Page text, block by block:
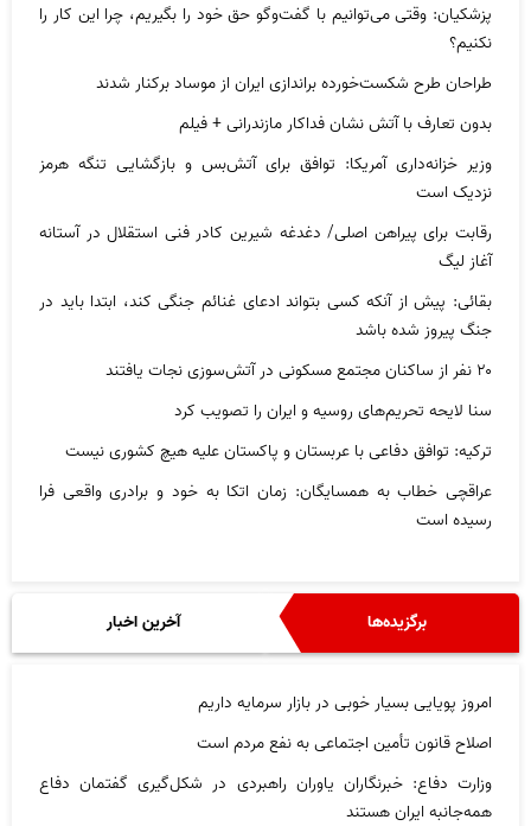
پزشکیان: وقتی می‌توانیم با گفت‌و‌گو حق خود را بگیریم، چرا این کار را
نکنیم؟
طراحان طرح شکست‌خورده براندازی ایران از موساد برکنار شدند
بدون تعارف با آتش نشان فداکار مازندرانی + فیلم
وزیر خزانه‌داری آمریکا: توافق برای آتش‌بس و بازگشایی تنگه هرمز
نزدیک است
رقابت برای پیراهن اصلی/ دغدغه شیرین کادر فنی استقلال در آستانه
آغاز لیگ
بقائی: پیش از آنکه کسی بتواند ادعای غنائم جنگی کند، ابتدا باید در
جنگ پیروز شده باشد
۲۰ نفر از ساکنان مجتمع مسکونی در آتش‌سوزی نجات یافتند
سنا لایحه تحریم‌های روسیه و ایران را تصویب کرد
ترکیه: توافق دفاعی با عربستان و پاکستان علیه هیچ کشوری نیست
عراقچی خطاب به همسایگان: زمان اتکا به خود و برادری واقعی فرا
رسیده است
برگزیده‌ها آخرین اخبار
امروز پویایی بسیار خوبی در بازار سرمایه داریم
اصلاح قانون تأمین اجتماعی به نفع مردم است
وزارت دفاع: خبرنگاران یاوران راهبردی در شکل‌گیری گفتمان دفاع
همه‌جانبه ایران هستند